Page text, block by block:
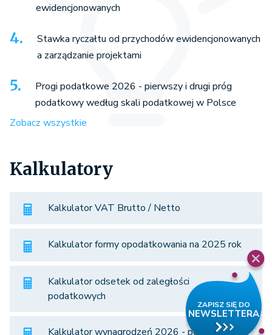
ewidencjonowanych
Stawka ryczałtu od przychodów ewidencjonowanych
a zarządzanie projektami
Progi podatkowe 2026 - pierwszy i drugi próg
podatkowy według skali podatkowej w Polsce
Zobacz wszystkie
Kalkulatory
Kalkulator VAT Brutto / Netto
Kalkulator formy opodatkowania na 2025 rok
Kalkulator odsetek od zaległości
podatkowych
Kalkulator wynagrodzeń 2026 - porównaj